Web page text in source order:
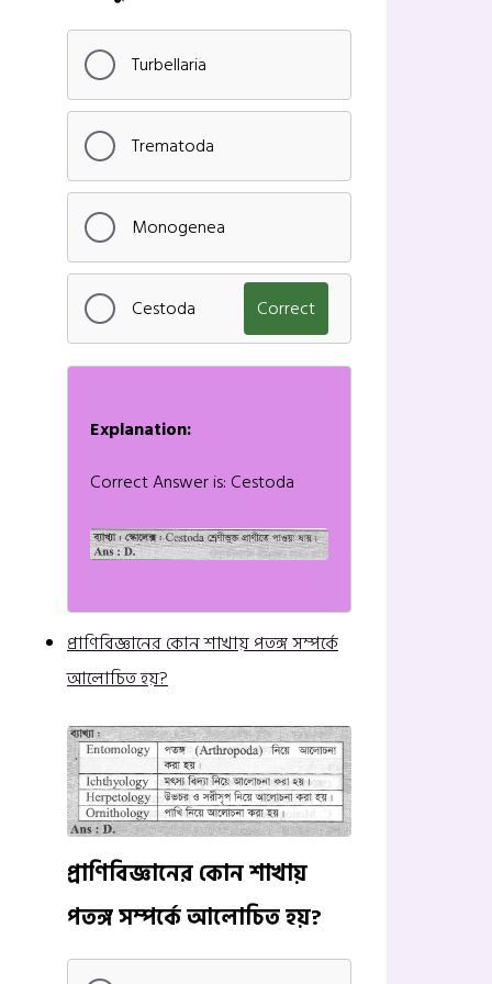
Turbellaria
Trematoda
Monogenea
Cestoda Correct
Explanation:
Correct Answer is: Cestoda
প্রাণিবিজ্ঞানের কোন শাখায় পতঙ্গ সম্পর্কে
আলোচিত হয়?
প্রাণিবিজ্ঞানের কোন শাখায়
পতঙ্গ সম্পর্কে আলোচিত হয়?